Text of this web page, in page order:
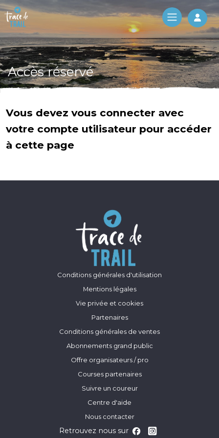
Log
Accès réservé
Vous devez vous connecter avec
votre compte utilisateur pour accéder
à cette page
Conditions générales d'utilisation
Mentions légales
Vie privée et cookies
Partenaires
Conditions générales de ventes
Abonnements grand public
Offre organisateurs / pro
Courses partenaires
Suivre un coureur
Centre d'aide
Nous contacter
Retrouvez nous sur